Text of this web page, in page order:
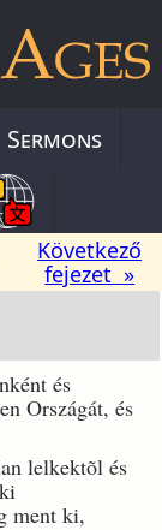
Sermons
Következő
fejezet »
és
Országát, és
lelkektõl és
ment ki,